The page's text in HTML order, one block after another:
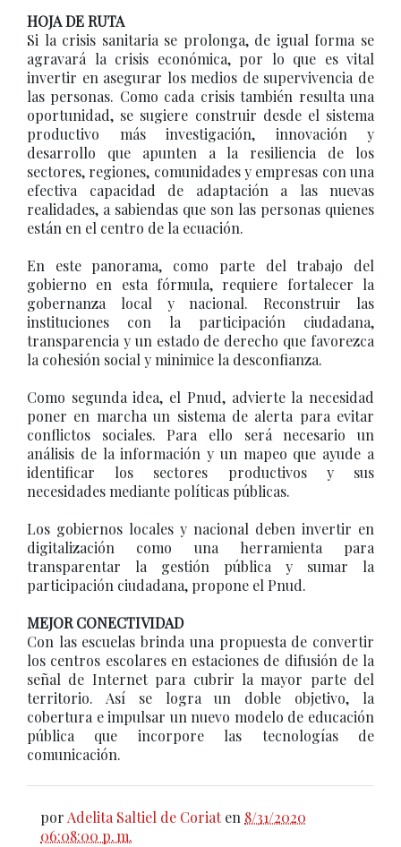
HOJA DE RUTA
Si la crisis sanitaria se prolonga, de igual forma se
agravará la crisis económica, por lo que es vital
invertir en asegurar los medios de supervivencia de
las personas. Como cada crisis también resulta una
oportunidad, se sugiere construir desde el sistema
productivo más investigación, innovación y
desarrollo que apunten a la resiliencia de los
sectores, regiones, comunidades y empresas con una
efectiva capacidad de adaptación a las nuevas
realidades, a sabiendas que son las personas quienes
están en el centro de la ecuación.
En este panorama, como parte del trabajo del
gobierno en esta fórmula, requiere fortalecer la
gobernanza local y nacional. Reconstruir las
instituciones con la participación ciudadana,
transparencia y un estado de derecho que favorezca
la cohesión social y minimice la desconfianza.
Como segunda idea, el Pnud, advierte la necesidad
poner en marcha un sistema de alerta para evitar
conflictos sociales. Para ello será necesario un
análisis de la información y un mapeo que ayude a
identificar los sectores productivos y sus
necesidades mediante políticas públicas.
Los gobiernos locales y nacional deben invertir en
digitalización como una herramienta para
transparentar la gestión pública y sumar la
participación ciudadana, propone el Pnud.
MEJOR CONECTIVIDAD
Con las escuelas brinda una propuesta de convertir
los centros escolares en estaciones de difusión de la
señal de Internet para cubrir la mayor parte del
territorio. Así se logra un doble objetivo, la
cobertura e impulsar un nuevo modelo de educación
pública que incorpore las tecnologías de
comunicación.
por Adelita Saltiel de Coriat en 8/31/2020
06:08:00 p. m.